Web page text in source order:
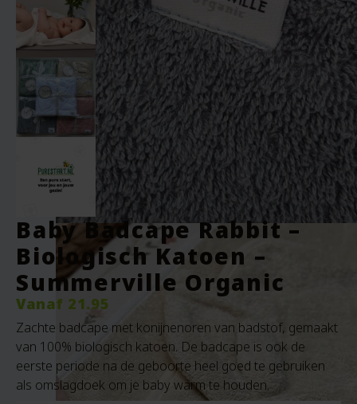
Baby Badcape Rabbit –
Biologisch Katoen –
Summerville Organic
Vanaf 21.95
Zachte badcape met konijnenoren van badstof, gemaakt
van 100% biologisch katoen. De badcape is ook de
eerste periode na de geboorte heel goed te gebruiken
als omslagdoek om je baby warm te houden.